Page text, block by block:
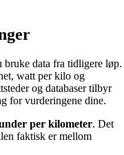
bruke data fra tidligere løp.
watt per kilo og
og databaser tilbyr
for vurderingene dine.
per kilometer. Det
faktisk er mellom